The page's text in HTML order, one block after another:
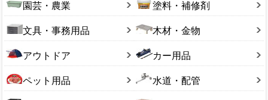
園芸・農業 塗料・補修剤
文具・事務用品 木材・金物
アウトドア カー用品
ペット用品 水道・配管